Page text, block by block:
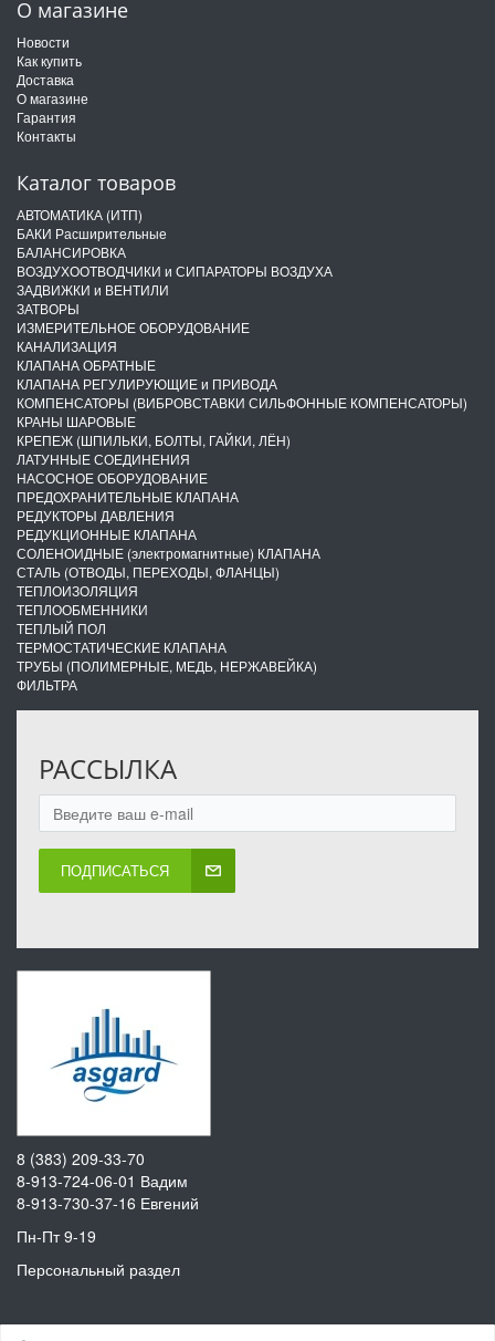
О магазине
Новости
Как купить
Доставка
О магазине
Гарантия
Контакты
Каталог товаров
АВТОМАТИКА (ИТП)
БАКИ Расширительные
БАЛАНСИРОВКА
ВОЗДУХООТВОДЧИКИ и СИПАРАТОРЫ ВОЗДУХА
ЗАДВИЖКИ и ВЕНТИЛИ
ЗАТВОРЫ
ИЗМЕРИТЕЛЬНОЕ ОБОРУДОВАНИЕ
КАНАЛИЗАЦИЯ
КЛАПАНА ОБРАТНЫЕ
КЛАПАНА РЕГУЛИРУЮЩИЕ и ПРИВОДА
КОМПЕНСАТОРЫ (ВИБРОВСТАВКИ СИЛЬФОННЫЕ КОМПЕНСАТОРЫ)
КРАНЫ ШАРОВЫЕ
КРЕПЕЖ (ШПИЛЬКИ, БОЛТЫ, ГАЙКИ, ЛЁН)
ЛАТУННЫЕ СОЕДИНЕНИЯ
НАСОСНОЕ ОБОРУДОВАНИЕ
ПРЕДОХРАНИТЕЛЬНЫЕ КЛАПАНА
РЕДУКТОРЫ ДАВЛЕНИЯ
РЕДУКЦИОННЫЕ КЛАПАНА
СОЛЕНОИДНЫЕ (электромагнитные) КЛАПАНА
СТАЛЬ (ОТВОДЫ, ПЕРЕХОДЫ, ФЛАНЦЫ)
ТЕПЛОИЗОЛЯЦИЯ
ТЕПЛООБМЕННИКИ
ТЕПЛЫЙ ПОЛ
ТЕРМОСТАТИЧЕСКИЕ КЛАПАНА
ТРУБЫ (ПОЛИМЕРНЫЕ, МЕДЬ, НЕРЖАВЕЙКА)
ФИЛЬТРА
РАССЫЛКА
ПОДПИСАТЬСЯ
8 (383) 209-33-70
8-913-724-06-01 Вадим
8-913-730-37-16 Евгений
Пн-Пт 9-19
Персональный раздел